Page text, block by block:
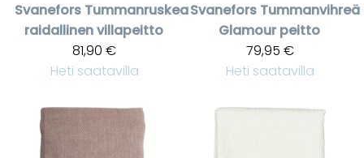
Svanefors Tummanruskea
raidallinen villapeitto
81,90 €
Heti saatavilla
Svanefors Tummanvihreä
Glamour peitto
79,95 €
Heti saatavilla